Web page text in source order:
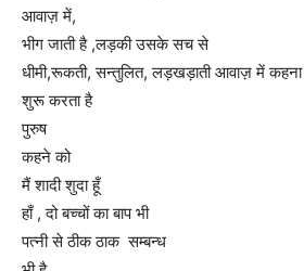
आवाज़ में,
भीग जाती है ,लड़की उसके सच से
धीमी,रूकती, सन्तुलित, लड़खड़ाती आवाज़ में कहना
शुरू करता है
पुरुष
कहने को
मैं शादी शुदा हूँ
हाँ , दो बच्चों का बाप भी
पत्नी से ठीक ठाक सम्बन्ध